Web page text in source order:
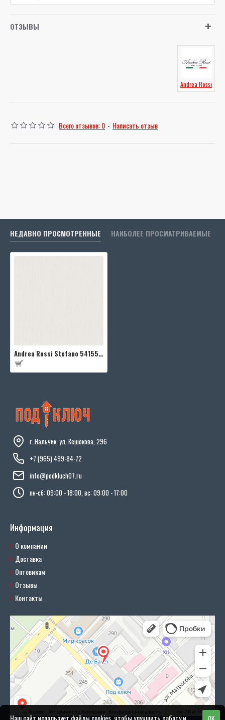
ОТЗЫВЫ
Andrea Rossi
Всего отзывов: 0 - Написать отзыв
НЕДАВНО ПРОСМОТРЕННЫЕ НАИБОЛЕЕ ПРОСМАТРИВАЕМЫЕ
Andrea Rossi Stefano 54155-4
г. Нальчик, ул. Кешокова, 296
+7 (965) 499-84-72
info@podkluch07.ru
пн-сб: 09:00 - 18:00, вс: 09:00 - 17:00
Информация
О компании
Доставка
Оптовикам
Отзывы
Контакты
Наш сайт использует файлы cookies, чтобы улучшить работу и